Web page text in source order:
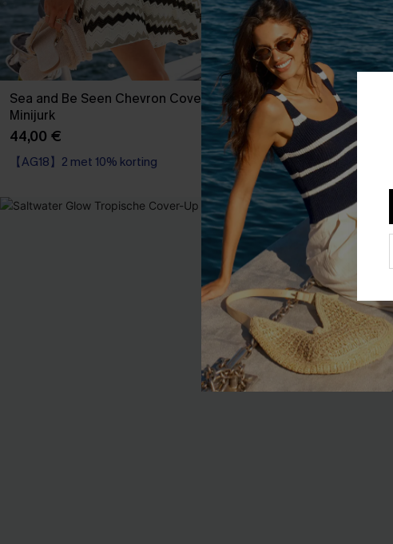
Sea and Be Seen Chevron Cover-Up
Minijurk
44,00 €
【AG18】2 met 10% korting
Zwembadregels
Jurk
44,00 €
【AG18】2 met 10%